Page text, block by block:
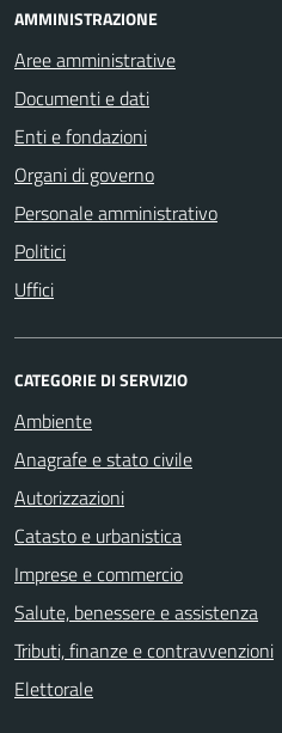
AMMINISTRAZIONE
Aree amministrative
Documenti e dati
Enti e fondazioni
Organi di governo
Personale amministrativo
Politici
Uffici
CATEGORIE DI SERVIZIO
Ambiente
Anagrafe e stato civile
Autorizzazioni
Catasto e urbanistica
Imprese e commercio
Salute, benessere e assistenza
Tributi, finanze e contravvenzioni
Elettorale